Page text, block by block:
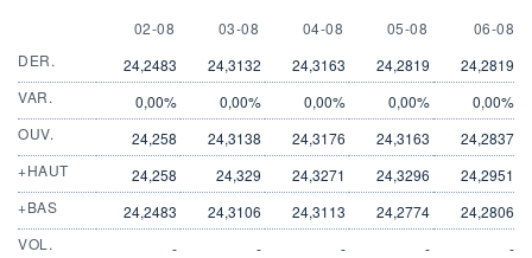
2 AUGUST
02-08 3 AUGUST
03-08 4 AUGUST
04-08 5 AUGUST
05-08 6
06-08
DER.
24,2483 24,3132 24,3163 24,2819
24,2819
VAR.
0,00% 0,00% 0,00% 0,00%
0,00%
OUV.
24,258 24,3138 24,3176 24,3163
24,2837
+HAUT
24,258 24,329 24,3271 24,3296
24,2951
+BAS
24,2483 24,3106 24,3113 24,2774
24,2806
VOL.
- - - - -